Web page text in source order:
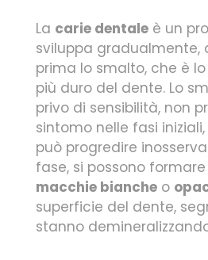
La carie dentale è un
sviluppa
prima lo smalto, che è
più duro del dente. Lo
privo di sensibilità, non
sintomo nelle fasi
può progredire
fase, si possono
macchie bianche o
superficie del dente,
stanno